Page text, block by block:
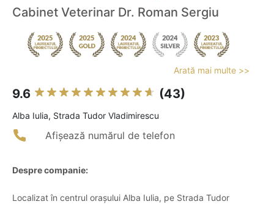
Cabinet Veterinar Dr. Roman Sergiu
Arată mai multe >>
9.6 (43)
Alba Iulia, Strada Tudor Vladimirescu
Afișează numărul de telefon
Despre companie:
Localizat în centrul orașului Alba Iulia, pe Strada Tudor